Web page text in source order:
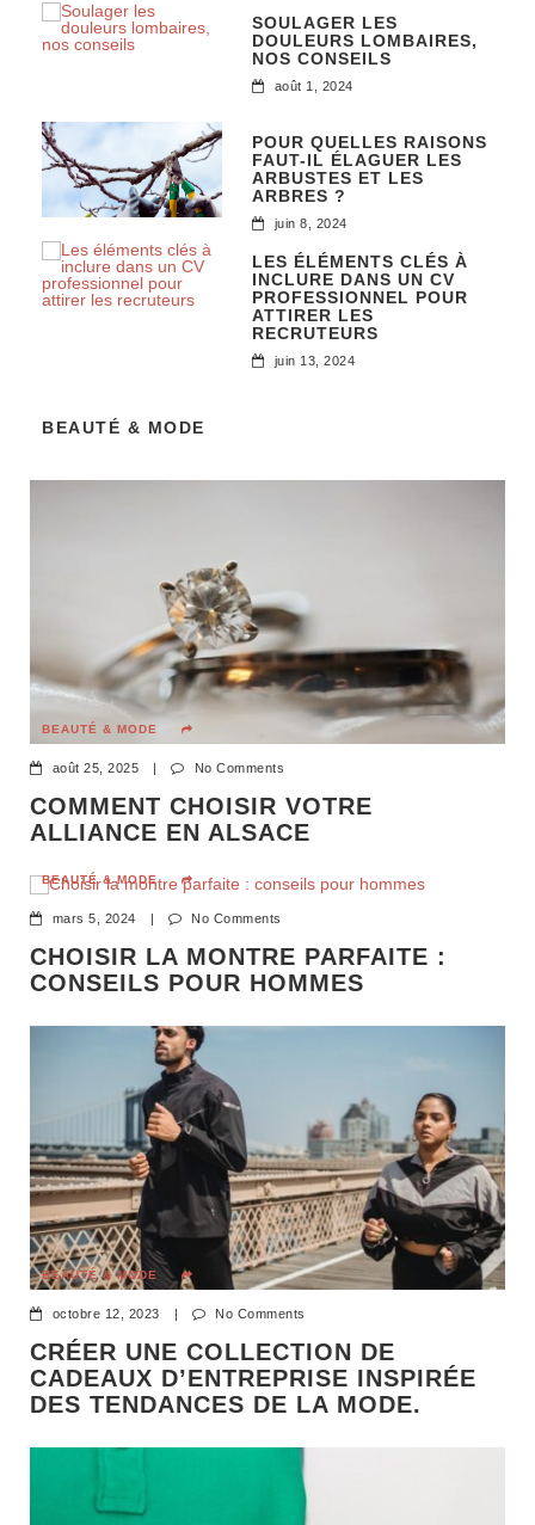
SOULAGER LES
DOULEURS LOMBAIRES,
NOS CONSEILS
août 1, 2024
POUR QUELLES RAISONS
FAUT-IL ÉLAGUER LES
ARBUSTES ET LES
ARBRES ?
juin 8, 2024
LES ÉLÉMENTS CLÉS À
INCLURE DANS UN CV
PROFESSIONNEL POUR
ATTIRER LES
RECRUTEURS
juin 13, 2024
BEAUTÉ & MODE
BEAUTÉ & MODE
août 25, 2025 | No Comments
COMMENT CHOISIR VOTRE
ALLIANCE EN ALSACE
BEAUTÉ & MODE
mars 5, 2024 | No Comments
CHOISIR LA MONTRE PARFAITE :
CONSEILS POUR HOMMES
BEAUTÉ & MODE
octobre 12, 2023 No Comments
CRÉER UNE COLLECTION DE
CADEAUX D’ENTREPRISE INSPIRÉE
DES TENDANCES DE LA MODE.